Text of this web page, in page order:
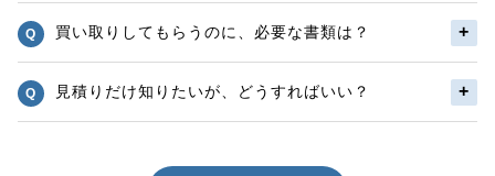
買い取りしてもらうのに、必要な書類は？
見積りだけ知りたいが、どうすればいい？